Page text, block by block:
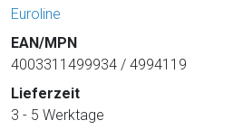
Euroline
EAN/MPN
4003311499934 / 4994119
Lieferzeit
3 - 5 Werktage